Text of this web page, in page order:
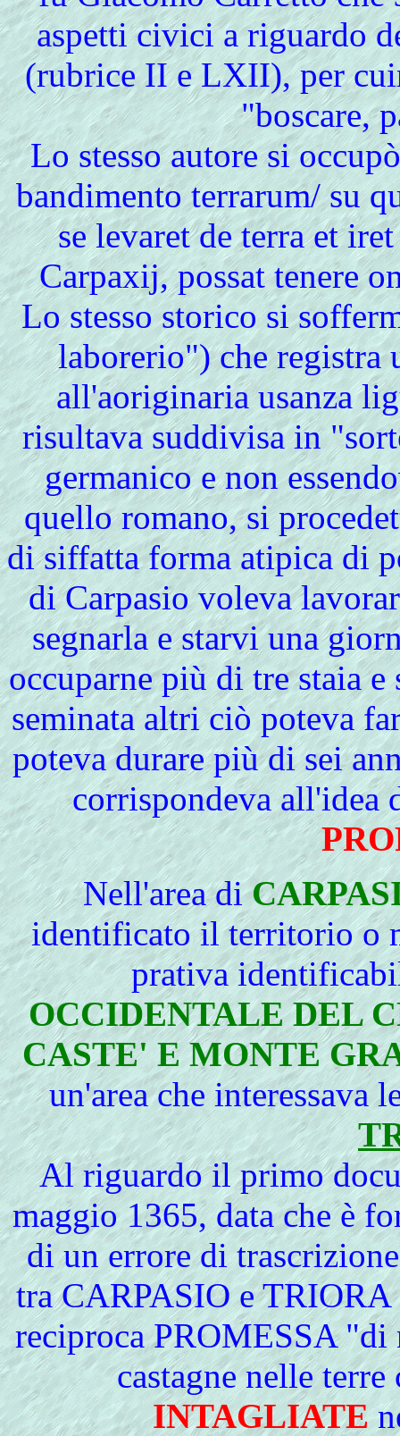
aspetti civici a riguardo
(rubrice II e LXII), per
"boscare,
Lo stesso autore si
bandimento terrarum/ su
se levaret de terra et
Carpaxij, possat tenere
Lo stesso storico si
laborerio") che registra
all'aoriginaria usanza
risultava suddivisa in
germanico e non
quello romano, si
di siffatta forma atipica di
di Carpasio voleva
segnarla e starvi una
occuparne più di tre staia e
seminata altri ciò poteva
poteva durare più di sei
corrispondeva all'idea
Nell'area di
identificato il territorio o
prativa
OCCIDENTALE DEL
CASTE' E MONTE
un'area che interessava
Al riguardo il primo
maggio 1365, data che è
di un errore di
tra CARPASIO e TRIORA
reciproca PROMESSA "di
castagne nelle
INTAGLIATE